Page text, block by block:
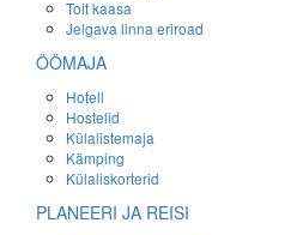
Toit kaasa
Jelgava linna eriroad
ÖÖMAJA
Hotell
Hostelid
Külalistemaja
Kämping
Külaliskorterid
PLANEERI JA REISI